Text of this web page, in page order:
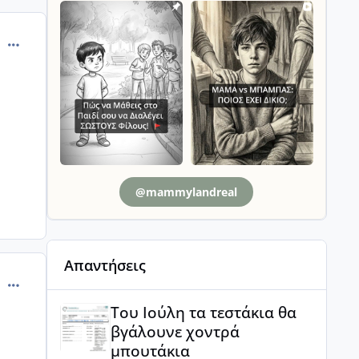
comment_13661
comment_499989
@mammylandreal
Απαντήσεις
Του Ιούλη τα τεστάκια θα
βγάλουνε χοντρά
μπουτάκια